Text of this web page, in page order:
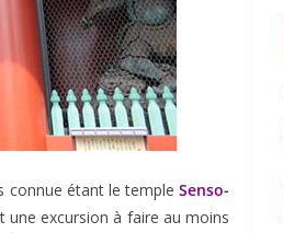
connue étant le templeSenso-
une excursion à faire au moins